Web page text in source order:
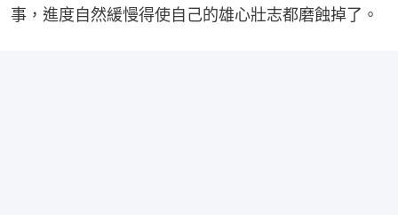
事，進度自然緩慢得使自己的雄心壯志都磨蝕掉了。